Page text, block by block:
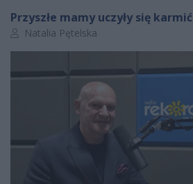
Przyszłe mamy uczyły się karmić
Autor artykułu:
Natalia Pętelska